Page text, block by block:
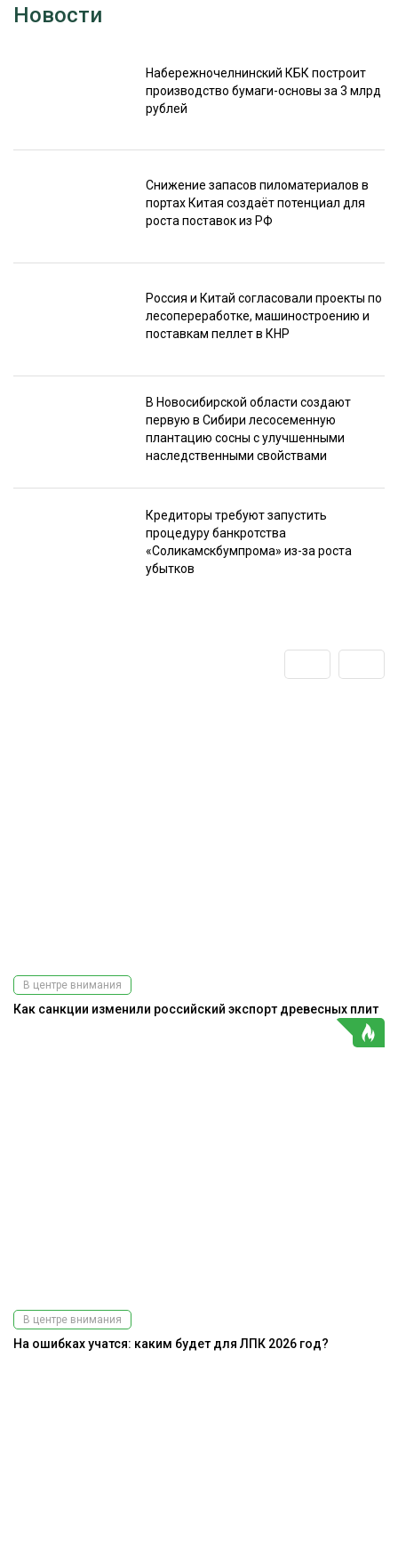
Новости
Набережночелнинский КБК построит
производство бумаги-основы за 3 млрд
рублей
Снижение запасов пиломатериалов в
портах Китая создаёт потенциал для
роста поставок из РФ
Россия и Китай согласовали проекты по
лесопереработке, машиностроению и
поставкам пеллет в КНР
В Новосибирской области создают
первую в Сибири лесосеменную
плантацию сосны с улучшенными
наследственными свойствами
Кредиторы требуют запустить
процедуру банкротства
«Соликамскбумпрома» из-за роста
убытков
В центре внимания
Как санкции изменили российский экспорт древесных плит
В центре внимания
На ошибках учатся: каким будет для ЛПК 2026 год?